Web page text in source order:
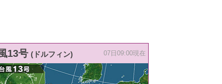
13号 (ドルフィン) 07日09:00現在